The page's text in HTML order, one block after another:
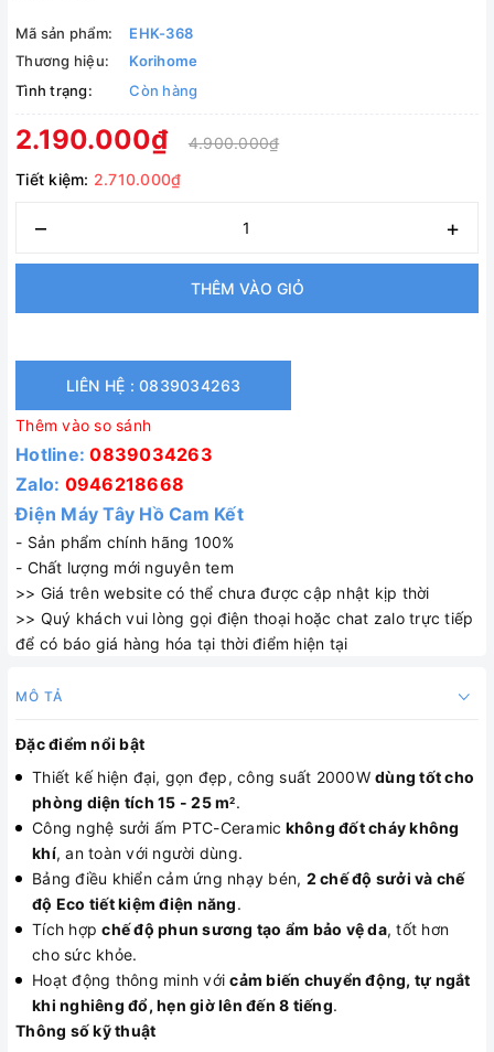
Mã sản phẩm:
EHK-368
Thương hiệu:
Korihome
Tình trạng:
Còn hàng
2.190.000₫
4.900.000₫
Tiết kiệm: 2.710.000₫
– +
THÊM VÀO GIỎ
LIÊN HỆ : 0839034263
Thêm vào so sánh
Hotline:0839034263
Zalo: 0946218668
Điện Máy Tây Hồ Cam Kết
- Sản phẩm chính hãng 100%
- Chất lượng mới nguyên tem
>> Giá trên website có thể chưa được cập nhật kịp thời
>> Quý khách vui lòng gọi điện thoại hoặc chat zalo trực tiếp
để có báo giá hàng hóa tại thời điểm hiện tại
MÔ TẢ
Đặc điểm nổi bật
Thiết kế hiện đại, gọn đẹp, công suất 2000W dùng tốt cho
phòng diện tích 15 - 25 m2 .
Công nghệ sưởi ấm PTC-Ceramic không đốt cháy không
khí, an toàn với người dùng.
Bảng điều khiển cảm ứng nhạy bén, 2 chế độ sưởi và chế
độ Eco tiết kiệm điện năng.
Tích hợpchế độ phun sương tạo ẩm bảo vệ da, tốt hơn
cho sức khỏe.
Hoạt động thông minh vớicảm biến chuyển động, tự ngắt
khi nghiêng đổ, hẹn giờ lên đến 8 tiếng.
Thông số kỹ thuật